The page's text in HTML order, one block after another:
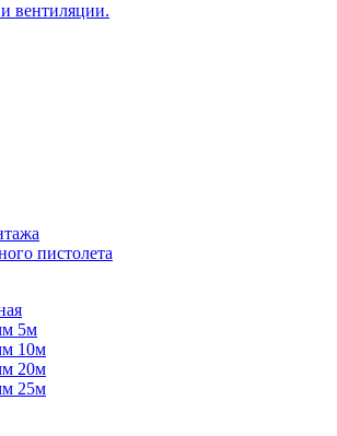
вентиляции.
пистолета
5м
10м
20м
25м